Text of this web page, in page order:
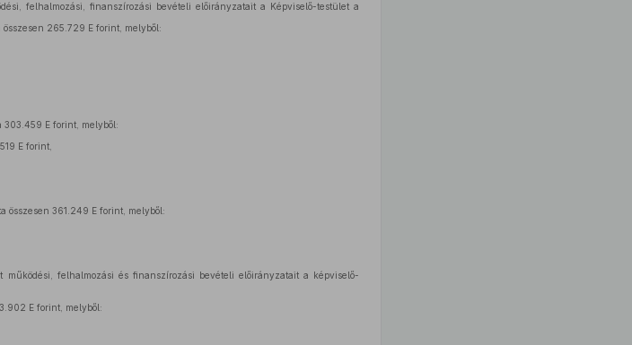
felhalmozási, finanszírozási bevételi előirányzatait a Képviselő-testület a
265.729 E forint, melyből:
E forint, melyből:
E forint,
összesen 361.249 E forint, melyből:
működési, felhalmozási és finanszírozási bevételi előirányzatait a képviselő-
E forint, melyből: